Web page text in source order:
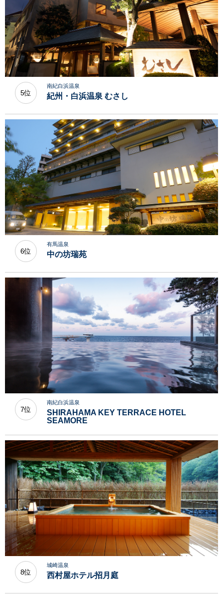
5位
南紀白浜温泉
紀州・白浜温泉 むさし
6位
有馬温泉
中の坊瑞苑
7位
南紀白浜温泉
SHIRAHAMA KEY TERRACE HOTEL
SEAMORE
8位
城崎温泉
西村屋ホテル招月庭